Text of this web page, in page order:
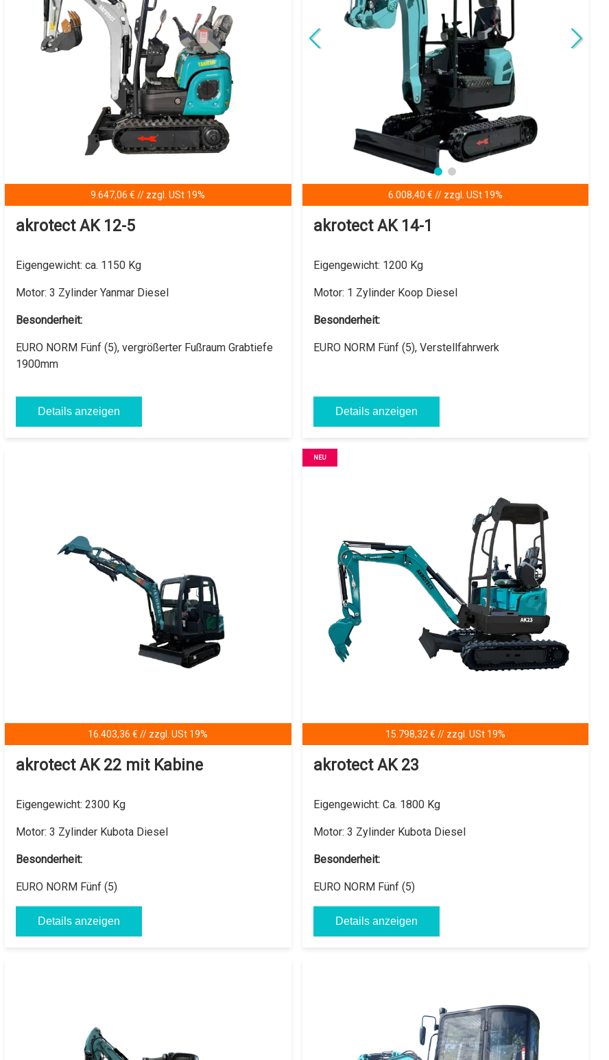
9.647,06 € // zzgl. USt 19%
akrotect AK 12-5
Eigengewicht:ca. 1150 Kg
Motor:3 Zylinder Yanmar Diesel
Besonderheit:
EURO NORM Fünf (5), vergrößerter Fußraum Grabtiefe
1900mm
Details anzeigen
6.008,40 € // zzgl. USt 19%
akrotect AK 14-1
Eigengewicht: 1200 Kg
Motor: 1 Zylinder Koop Diesel
Besonderheit:
EURO NORM Fünf (5), Verstellfahrwerk
Details anzeigen
16.403,36 € // zzgl. USt 19%
akrotect AK 22 mit Kabine
Eigengewicht:2300 Kg
Motor:3 Zylinder Kubota Diesel
Besonderheit:
EURO NORM Fünf (5)
Details anzeigen
NEU
15.798,32 € // zzgl. USt 19%
akrotect AK 23
Eigengewicht: Ca. 1800 Kg
Motor: 3 Zylinder Kubota Diesel
Besonderheit:
EURO NORM Fünf (5)
Details anzeigen